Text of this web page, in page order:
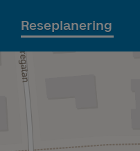
Reseplanering